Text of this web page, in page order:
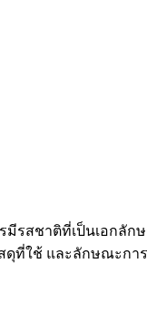
รสชาติที่เป็นเอกลั
ดุที่ใช้ และลักษณะกา